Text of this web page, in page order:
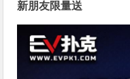
新朋友限量送